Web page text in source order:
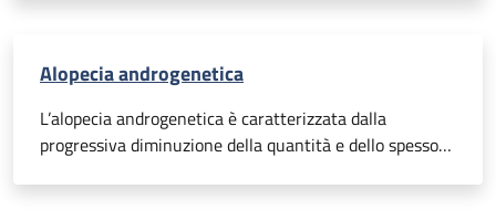
Alopecia androgenetica
L’alopecia androgenetica è caratterizzata dalla
progressiva diminuzione della quantità e dello spessore